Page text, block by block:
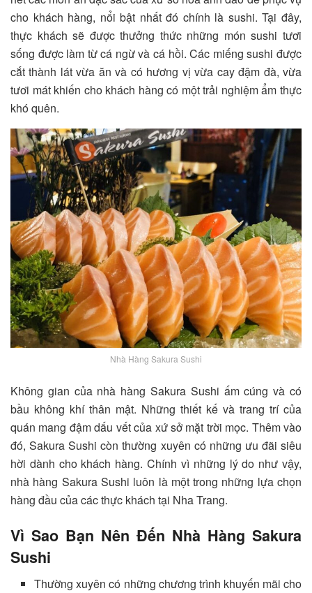
cho khách hàng, nổi bật nhất đó chính là sushi. Tại đây,
thực khách sẽ được thưởng thức những món sushi tươi
sống được làm từ cá ngừ và cá hồi. Các miếng sushi được
cắt thành lát vừa ăn và có hương vị vừa cay đậm đà, vừa
tươi mát khiến cho khách hàng có một trải nghiệm ẩm thực
khó quên.
Nhà Hàng Sakura Sushi
Không gian của nhà hàng Sakura Sushi ấm cúng và có
bầu không khí thân mật. Những thiết kế và trang trí của
quán mang đậm dấu vết của xứ sở mặt trời mọc. Thêm vào
đó, Sakura Sushi còn thường xuyên có những ưu đãi siêu
hời dành cho khách hàng. Chính vì những lý do như vậy,
nhà hàng Sakura Sushi luôn là một trong những lựa chọn
hàng đầu của các thực khách tại Nha Trang.
Vì Sao Bạn Nên Đến Nhà Hàng Sakura
Sushi
Thường xuyên có những chương trình khuyến mãi cho